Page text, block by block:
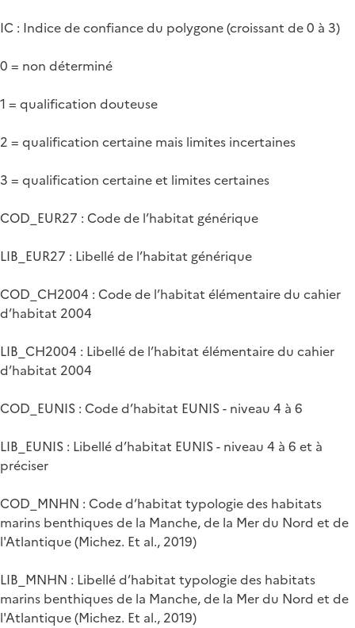
IC : Indice de confiance du polygone (croissant de 0 à 3)
0 = non déterminé
1 = qualification douteuse
2 = qualification certaine mais limites incertaines
3 = qualification certaine et limites certaines
COD_EUR27 : Code de l’habitat générique
LIB_EUR27 : Libellé de l’habitat générique
COD_CH2004 : Code de l’habitat élémentaire du cahier
d’habitat 2004
LIB_CH2004 : Libellé de l’habitat élémentaire du cahier
d’habitat 2004
COD_EUNIS : Code d’habitat EUNIS - niveau 4 à 6
LIB_EUNIS : Libellé d’habitat EUNIS - niveau 4 à 6 et à
préciser
COD_MNHN : Code d’habitat typologie des habitats
marins benthiques de la Manche, de la Mer du Nord et de
l'Atlantique (Michez. Et al., 2019)
LIB_MNHN : Libellé d’habitat typologie des habitats
marins benthiques de la Manche, de la Mer du Nord et de
l'Atlantique (Michez. Et al., 2019)